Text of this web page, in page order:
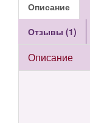
Описание
Отзывы (1)
Описание